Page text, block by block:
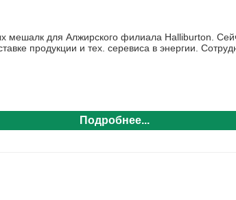
мешалк для Алжирского филиала Halliburton .
продукции и тех. серевиса в энергии.
Подробнее...